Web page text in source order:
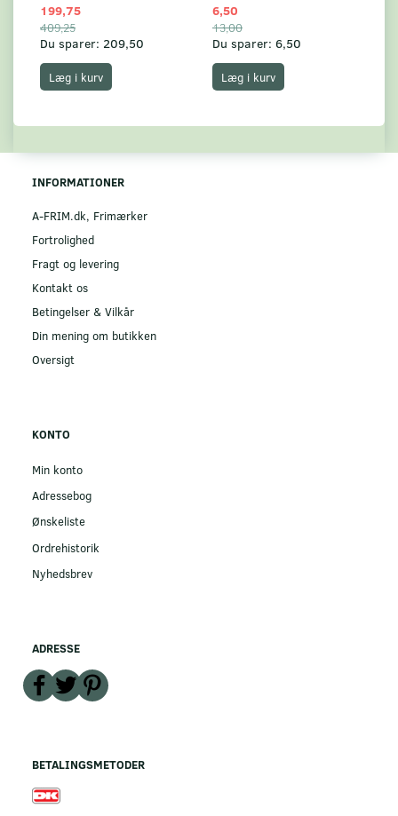
199,75
409,25
Du sparer: 209,50
Læg i kurv
6,50
13,00
Du sparer: 6,50
Læg i kurv
INFORMATIONER
A-FRIM.dk, Frimærker
Fortrolighed
Fragt og levering
Kontakt os
Betingelser & Vilkår
Din mening om butikken
Oversigt
KONTO
Min konto
Adressebog
Ønskeliste
Ordrehistorik
Nyhedsbrev
ADRESSE
BETALINGSMETODER